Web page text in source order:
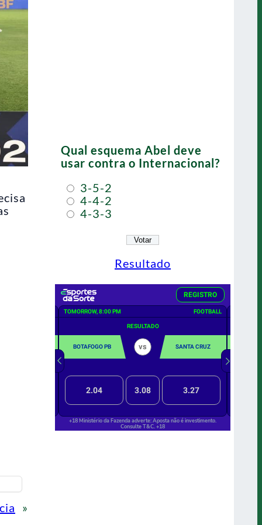
»
Qual esquema Abel deve
usar contra o Internacional?
3-5-2
4-4-2
4-3-3
Resultado